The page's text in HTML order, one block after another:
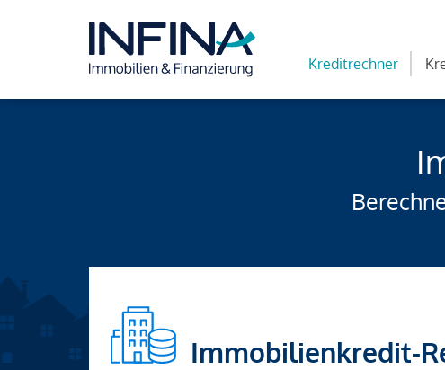
Kreditrechner
Immobilienkredit-